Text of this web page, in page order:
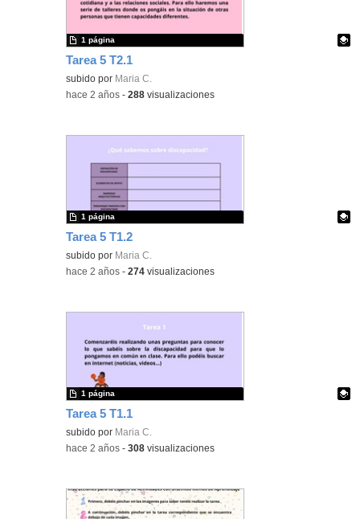
Tarea 5 T2.1
Contenido educativo.
subido por Maria C.
1 página
-hace 2 años -288 visualizaciones
Tarea 5 T1.2
Contenido educativo.
subido por Maria C.
1 página
-hace 2 años -274 visualizaciones
Tarea 5 T1.1
Contenido educativo.
subido por Maria C.
1 página
-hace 2 años -308 visualizaciones